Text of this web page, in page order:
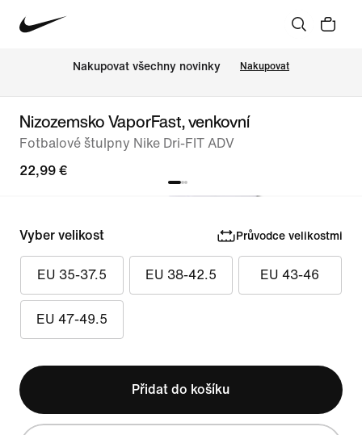
Nakupovat všechny novinky Nakupovat
Nizozemsko VaporFast, venkovní
Fotbalové štulpny Nike Dri-FIT ADV
22,99 €
Vyber velikost Průvodce velikostmi
EU 35-37.5 EU 38-42.5 EU 43-46
EU 47-49.5
Přidat do košíku